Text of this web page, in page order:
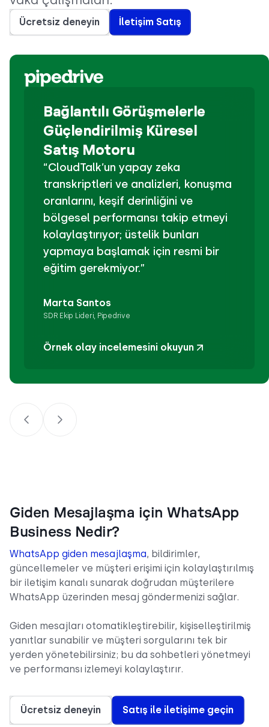
Ücretsiz deneyin İletişim Satış
Bağlantılı Görüşmelerle
Güçlendirilmiş Küresel
Satış Motoru
“CloudTalk’un yapay zeka
transkriptleri ve analizleri, konuşma
oranlarını, keşif derinliğini ve
bölgesel performansı takip etmeyi
kolaylaştırıyor; üstelik bunları
yapmaya başlamak için resmi bir
eğitim gerekmiyor.”
Marta Santos
SDR Ekip Lideri, Pipedrive
Örnek olay incelemesini okuyun
Giden Mesajlaşma için WhatsApp
Business Nedir?
WhatsApp giden mesajlaşma, bildirimler,
güncellemeler ve müşteri erişimi için kolaylaştırılmış
bir iletişim kanalı sunarak doğrudan müşterilere
WhatsApp üzerinden mesaj göndermenizi sağlar.
Giden mesajları otomatikleştirebilir, kişiselleştirilmiş
yanıtlar sunabilir ve müşteri sorgularını tek bir
yerden yönetebilirsiniz; bu da sohbetleri yönetmeyi
ve performansı izlemeyi kolaylaştırır.
Ücretsiz deneyin Satış ile iletişime geçin